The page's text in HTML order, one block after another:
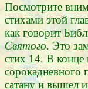
Посмотрите
стихами этой
как говорит
Святого.Это
стих 14. В
сорокадневного
сатану и вышел